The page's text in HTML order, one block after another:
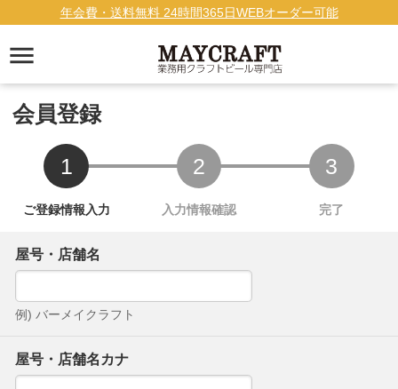
年会費・送料無料 24時間365日WEBオーダー可能
会員登録
屋号・店舗名
例) バーメイクラフト
屋号・店舗名カナ